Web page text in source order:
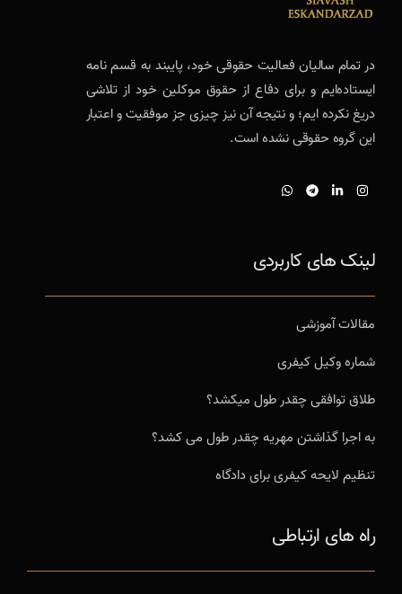
در تمام سالیان فعالیت حقوقی خود، پایبند به قسم نامه
ایستاده‌ایم و برای دفاع از حقوق موکلین خود از تلاشی
دریغ نکرده ایم؛ و نتیجه آن نیز چیزی جز موفقیت و اعتبار
این گروه حقوقی نشده است.
لینک های کاربردی
مقالات آموزشی
شماره وکیل کیفری
طلاق توافقی چقدر طول میکشد؟
به اجرا گذاشتن مهریه چقدر طول می کشد؟
تنظیم لایحه کیفری برای دادگاه
راه های ارتباطی